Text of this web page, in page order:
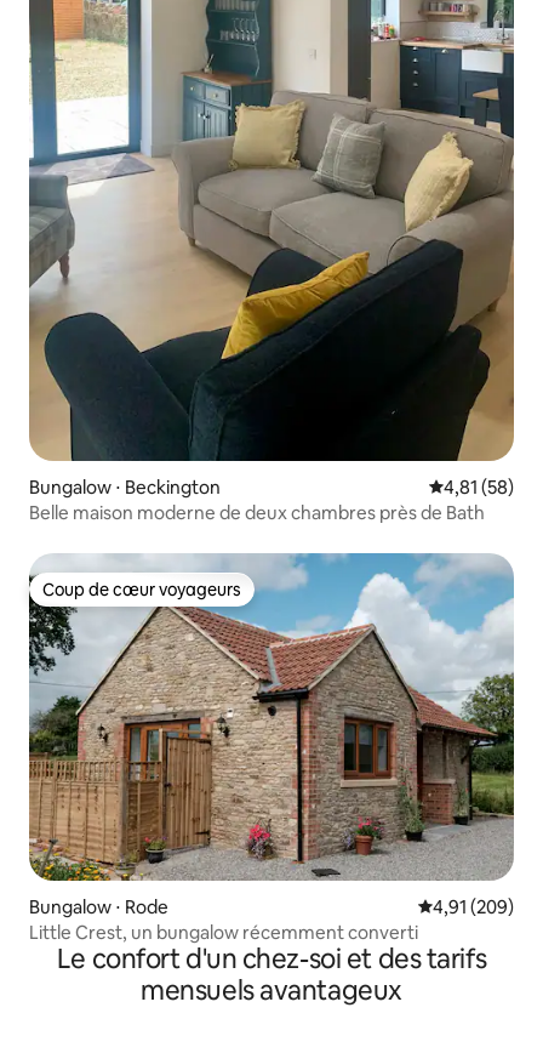
Bungalow ⋅ Beckington Évaluation
4,81 (58)
Belle maison moderne de deux chambres près de Bath
Coup de cœur voyageurs
Coup de cœur voyageurs
Bungalow ⋅ Rode Évaluation
4,91 (209)
Little Crest, un bungalow récemment converti
Le confort d'un chez-soi et des tarifs
mensuels avantageux